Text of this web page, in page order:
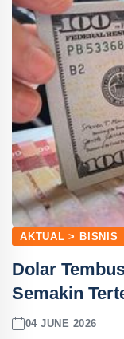
AKTUAL > BISNIS
Dolar
Semakin
04 JUNE 2026